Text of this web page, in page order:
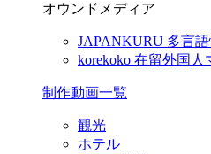
オウンドメディア
JAPANKURU 多言
korekoko 在留外国人
制作動画一覧
観光
ホテル